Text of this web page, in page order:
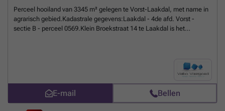
Perceel hooiland van 3345 m² gelegen te Vorst-Laakdal, met name in
agrarisch gebied.Kadastrale gegevens:Laakdal - 4de afd. Vorst -
sectie B - perceel 0569.Klein Broekstraat 14 te Laakdal is het
E-mail Bellen